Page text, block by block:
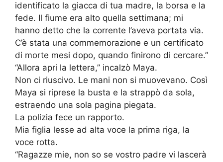
identificato la giacca di tua madre, la borsa e la
fede. Il fiume era alto quella settimana; mi
hanno detto che la corrente l’aveva portata via.
C’è stata una commemorazione e un certificato
di morte mesi dopo, quando finirono di cercare.”
“Allora apri la lettera,” incalzò Maya.
Non ci riuscivo. Le mani non si muovevano. Così
Maya si riprese la busta e la strappò da sola,
estraendo una sola pagina piegata.
La polizia fece un rapporto.
Mia figlia lesse ad alta voce la prima riga, la
voce rotta.
“Ragazze mie, non so se vostro padre vi lascerà